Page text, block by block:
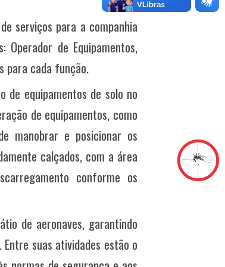
serviços para a companhia
de Equipamentos,
para cada função.
de equipamentos de solo no
de equipamentos, como
manobrar e posicionar os
calçados, com a área
conforme os
de aeronaves, garantindo
suas atividades estão o